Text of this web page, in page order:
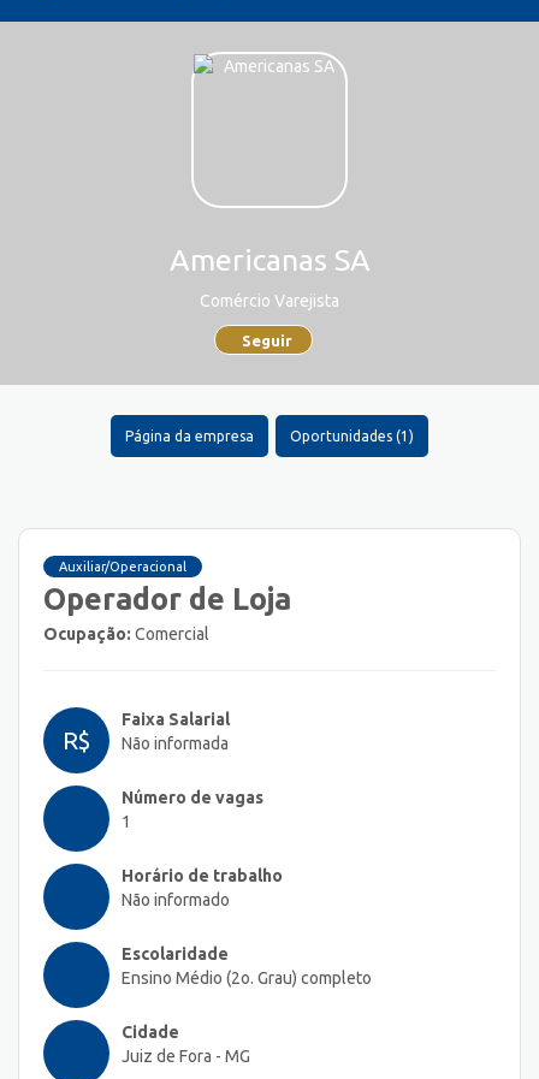
Americanas SA
Comércio Varejista
Seguir
Página da empresa Oportunidades (1)
Auxiliar/Operacional
Operador de Loja
Ocupação: Comercial
R$
Faixa Salarial
Não informada
Número de vagas
1
Horário de trabalho
Não informado
Escolaridade
Ensino Médio (2o. Grau) completo
Cidade
Juiz de Fora - MG